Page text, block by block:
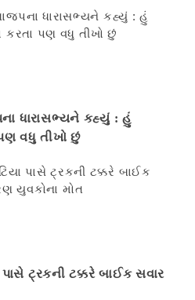
ધારાસભ્યને કહ્યું : હું
વધુ તીખો છું
પાસે ટ્રકની ટક્કરે બાઈક સવાર